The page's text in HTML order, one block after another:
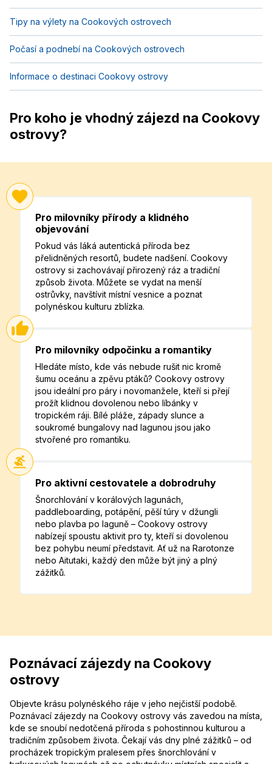
Tipy na výlety na Cookových ostrovech
Počasí a podnebí na Cookových ostrovech
Informace o destinaci Cookovy ostrovy
Pro koho je vhodný zájezd na Cookovy
ostrovy?
Pro milovníky přírody a klidného
objevování
Pokud vás láká autentická příroda bez
přelidněných resortů, budete nadšení. Cookovy
ostrovy si zachovávají přirozený ráz a tradiční
způsob života. Můžete se vydat na menší
ostrůvky, navštívit místní vesnice a poznat
polynéskou kulturu zblízka.
Pro milovníky odpočinku a romantiky
Hledáte místo, kde vás nebude rušit nic kromě
šumu oceánu a zpěvu ptáků? Cookovy ostrovy
jsou ideální pro páry i novomanžele, kteří si přejí
prožít klidnou dovolenou nebo líbánky v
tropickém ráji. Bílé pláže, západy slunce a
soukromé bungalovy nad lagunou jsou jako
stvořené pro romantiku.
Pro aktivní cestovatele a dobrodruhy
Šnorchlování v korálových lagunách,
paddleboarding, potápění, pěší túry v džungli
nebo plavba po laguně – Cookovy ostrovy
nabízejí spoustu aktivit pro ty, kteří si dovolenou
bez pohybu neumí představit. Ať už na Rarotonze
nebo Aitutaki, každý den může být jiný a plný
zážitků.
Poznávací zájezdy na Cookovy
ostrovy
Objevte krásu polynéského ráje v jeho nejčistší podobě.
Poznávací zájezdy na Cookovy ostrovy vás zavedou na místa,
kde se snoubí nedotčená příroda s pohostinnou kulturou a
tradičním způsobem života. Čekají vás dny plné zážitků – od
procházek tropickým pralesem přes šnorchlování v